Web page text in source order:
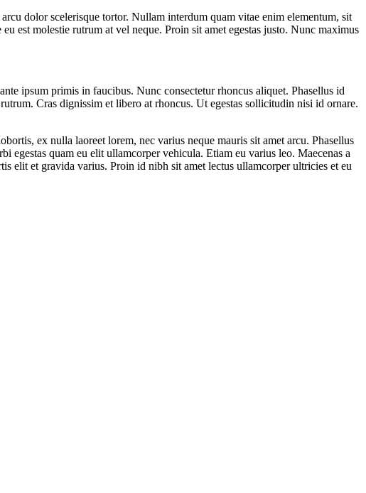
dolor scelerisque tortor. Nullam interdum quam vitae enim elementum, sit
est molestie rutrum at vel neque. Proin sit amet egestas justo. Nunc maximus
ipsum primis in faucibus. Nunc consectetur rhoncus aliquet. Phasellus id
Cras dignissim et libero at rhoncus. Ut egestas sollicitudin nisi id ornare.
ex nulla laoreet lorem, nec varius neque mauris sit amet arcu. Phasellus
egestas quam eu elit ullamcorper vehicula. Etiam eu varius leo. Maecenas a
elit et gravida varius. Proin id nibh sit amet lectus ullamcorper ultricies et eu